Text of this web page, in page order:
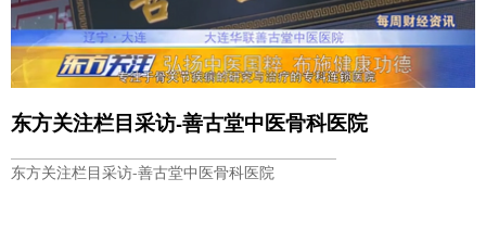
东方关注栏目采访-善古堂中医骨科医院
东方关注栏目采访-善古堂中医骨科医院